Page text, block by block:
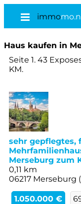
immo
Haus kaufen in
Seite 1. 43
KM.
sehr gepflegtes,
Merseburg zum
0,11 km
06217 Merseburg
1.050.000 €